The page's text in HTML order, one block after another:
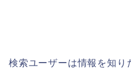
検索ユーザーは情報を知り